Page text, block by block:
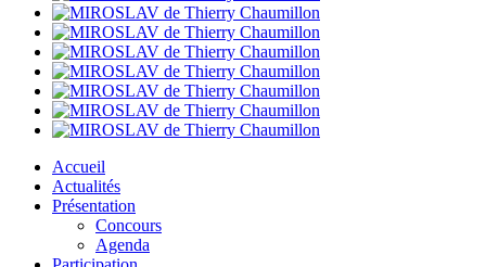
Accueil
Actualités
Présentation
Concours
Agenda